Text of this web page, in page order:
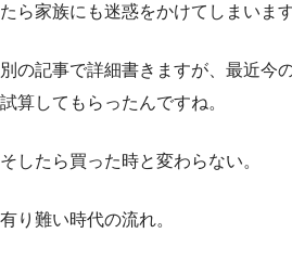
たら家族にも迷惑をかけてしまいま
別の記事で詳細書きますが、最近今
試算してもらったんですね。
そしたら買った時と変わらない。
有り難い時代の流れ。